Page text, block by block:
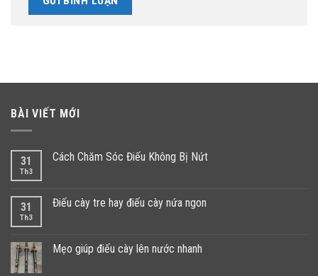
BÀI VIẾT MỚI
31
Th3
Cách Chăm Sóc Điếu Không Bị Nứt
31
Th3
Điếu cày tre hay điếu cày nứa ngon
Mẹo giúp điếu cày lên nước nhanh